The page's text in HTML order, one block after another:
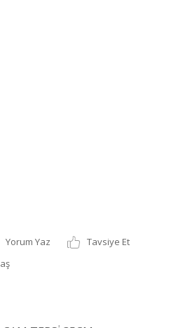
Yorum Yaz
Tavsiye Et